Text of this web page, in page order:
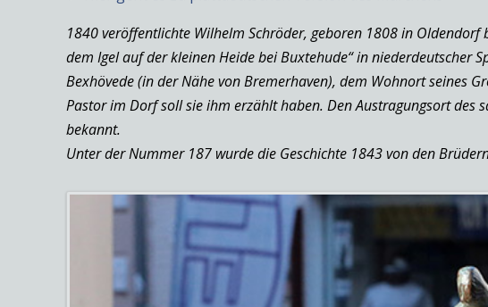
1840 veröffentlichte Wilhelm Schröder, geboren 1808 in
dem Igel auf der kleinen Heide bei Buxtehude“ in niederdeutscher
Bexhövede (in der Nähe von Bremerhaven), dem Wohnort seines
Pastor im Dorf soll sie ihm erzählt haben. Den Austragungsort
bekannt.
Unter der Nummer 187 wurde die Geschichte 1843 von den